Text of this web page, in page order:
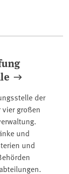
der
großen
und
und